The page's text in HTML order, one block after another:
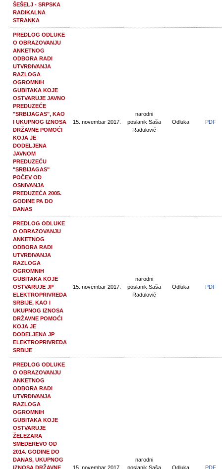
ŠEŠELJ - SRPSKA
RADIKALNA
STRANKA
PREDLOG ODLUKE
O OBRAZOVANJU
ANKETNOG
ODBORA RADI
UTVRĐIVANJA
RAZLOGA
OGROMNIH
GUBITAKA KOJE
OSTVARUJE JAVNO
PREDUZEĆE
"SRBIJAGAS", KAO
I UKUPNOG IZNOSA
DRŽAVNE POMOĆI
KOJA JE
DODELJENA
JAVNOM
PREDUZEĆU
"SRBIJAGAS"
POČEV OD
OSNIVANJA
PREDUZEĆA 2005.
GODINE PA DO
DANAS
15. novembar 2017.
narodni
poslanik Saša
Radulović
Odluka PDF
PREDLOG ODLUKE
O OBRAZOVANJU
ANKETNOG
ODBORA RADI
UTVRĐIVANJA
RAZLOGA
OGROMNIH
GUBITAKA KOJE
OSTVARUJE JP
ELEKTROPRIVREDA
SRBIJE, KAO I
UKUPNOG IZNOSA
DRŽAVNE POMOĆI
KOJA JE
DODELJENA JP
ELEKTROPRIVREDA
SRBIJE
15. novembar 2017.
narodni
poslanik Saša
Radulović
Odluka PDF
PREDLOG ODLUKE
O OBRAZOVANJU
ANKETNOG
ODBORA RADI
UTVRĐIVANJA
RAZLOGA
OGROMNIH
GUBITAKA KOJE
OSTVARUJE
ŽELEZARA
SMEDEREVO OD
2014. GODINE DO
DANAS, UKUPNOG
IZNOSA DRŽAVNE
15. novembar 2017.
narodni
poslanik Saša
Odluka PDF